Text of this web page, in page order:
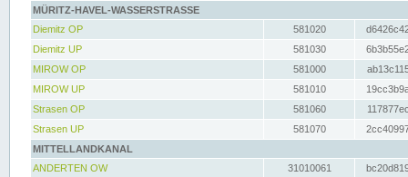
MÜRITZ-HAVEL-WASSERSTRASSE
Diemitz OP
581020
Diemitz UP
581030
MIROW OP
581000
MIROW UP
581010
Strasen OP
581060
Strasen UP
581070
MITTELLANDKANAL
ANDERTEN OW
31010061